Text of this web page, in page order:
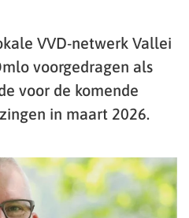
VVD-netwerk Vallei
voorgedragen als
voor de komende
in maart 2026.